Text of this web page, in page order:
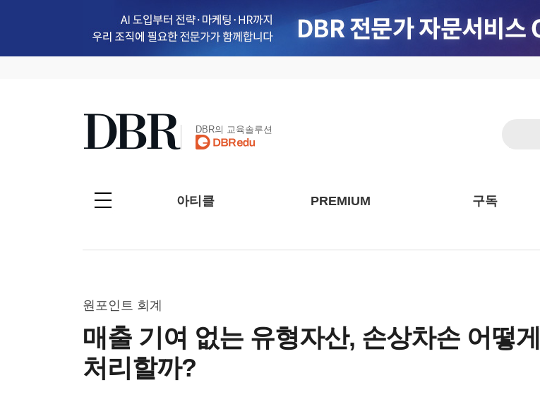
DBR의 교육솔루션
아티클 PREMIUM 구독
원포인트 회계
매출 기여 없는 유형자산, 손상차손 어떻게
처리할까?